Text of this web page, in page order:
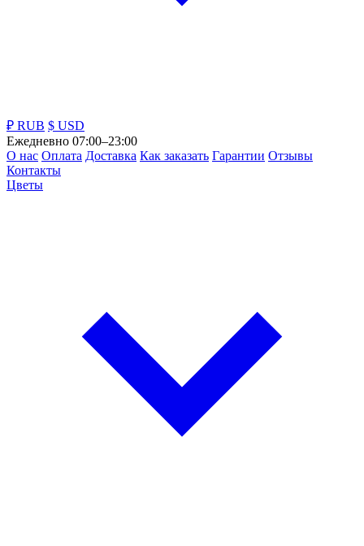
₽ RUB $ USD
Ежедневно 07:00–23:00
О нас Оплата Доставка Как заказать Гарантии Отзывы
Контакты
Цветы